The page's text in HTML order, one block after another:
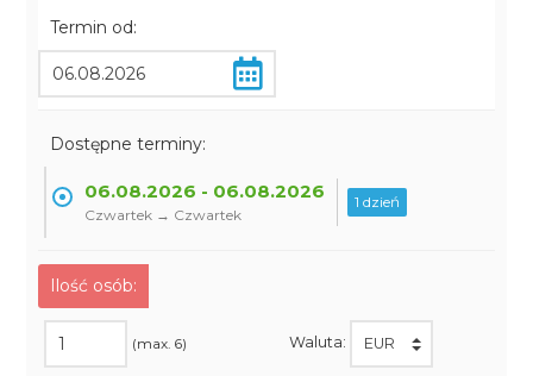
Termin od:
Dostępne terminy:
06.08.2026 - 06.08.2026
Czwartek → Czwartek
1 dzień
Ilość osób:
(max. 6) Waluta: